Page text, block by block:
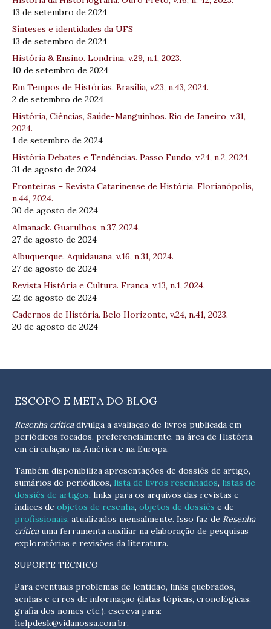
13 de setembro de 2024
Sínteses e identidades da UFS
13 de setembro de 2024
História & Ensino. Londrina, v.29, n.1, 2023.
10 de setembro de 2024
Em Tempos de Histórias. Brasília, v.23, n.43, 2024.
2 de setembro de 2024
História, Ciências, Saúde-Manguinhos. Rio de Janeiro, v.31,
2024.
1 de setembro de 2024
História Debates e Tendências. Passo Fundo, v.24, n.2, 2024.
31 de agosto de 2024
Fronteiras – Revista Catarinense de História. Florianópolis,
n.44, 2024.
30 de agosto de 2024
Almanack. Guarulhos, n.37, 2024.
27 de agosto de 2024
Albuquerque. Aquidauana, v.16, n.31, 2024.
27 de agosto de 2024
Revista História e Cultura. Franca, v.13, n.1, 2024.
22 de agosto de 2024
Cadernos de História. Belo Horizonte, v.24, n.41, 2023.
20 de agosto de 2024
ESCOPO E META DO BLOG
Resenha críticadivulga a avaliação de livros publicada em
periódicos focados, preferencialmente, na área de História,
em circulação na América e na Europa.
Também disponibiliza apresentações de dossiês de artigo,
sumários de periódicos, lista de livros resenhados, listas de
dossiês de artigos, links para os arquivos das revistas e
índices de objetos de resenha, objetos de dossiês e de
profissionais, atualizados mensalmente. Isso faz de Resenha
críticauma ferramenta auxiliar na elaboração de pesquisas
exploratórias e revisões da literatura.
SUPORTE TÉCNICO
Para eventuais problemas de lentidão, links quebrados,
senhas e erros de informação (datas tópicas, cronológicas,
helpdesk@vidanossa.com.br.